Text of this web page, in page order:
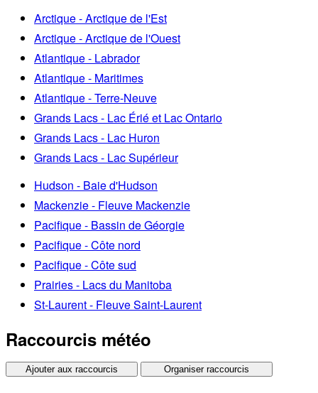
Arctique - Arctique de l'Est
Arctique - Arctique de l'Ouest
Atlantique - Labrador
Atlantique - Maritimes
Atlantique - Terre-Neuve
Grands Lacs - Lac Érié et Lac Ontario
Grands Lacs - Lac Huron
Grands Lacs - Lac Supérieur
Hudson - Baie d'Hudson
Mackenzie - Fleuve Mackenzie
Pacifique - Bassin de Géorgie
Pacifique - Côte nord
Pacifique - Côte sud
Prairies - Lacs du Manitoba
St-Laurent - Fleuve Saint-Laurent
Raccourcis météo
Ajouter aux raccourcis Organiser raccourcis